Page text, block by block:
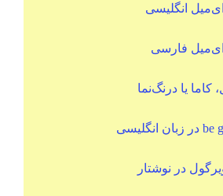
انگلیسی
فارسی
کاما یا درنگ‌نما
در نوشتار